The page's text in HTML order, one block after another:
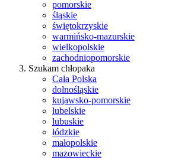
pomorskie
śląskie
świętokrzyskie
warmińsko-mazurskie
wielkopolskie
zachodniopomorskie
Szukam chłopaka
Cała Polska
dolnośląskie
kujawsko-pomorskie
lubelskie
lubuskie
łódzkie
małopolskie
mazowieckie